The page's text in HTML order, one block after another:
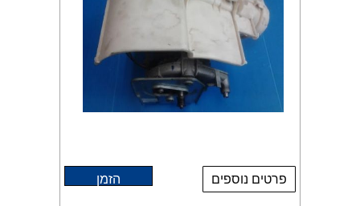
פרטים נוספים הזמן